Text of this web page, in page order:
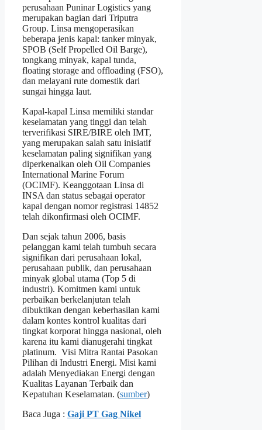
perusahaan Puninar Logistics yang
merupakan bagian dari Triputra
Group. Linsa mengoperasikan
beberapa jenis kapal: tanker minyak,
SPOB (Self Propelled Oil Barge),
tongkang minyak, kapal tunda,
floating storage and offloading (FSO),
dan melayani rute domestik dari
sungai hingga laut.
Kapal-kapal Linsa memiliki standar
keselamatan yang tinggi dan telah
terverifikasi SIRE/BIRE oleh IMT,
yang merupakan salah satu inisiatif
keselamatan paling signifikan yang
diperkenalkan oleh Oil Companies
International Marine Forum
(OCIMF). Keanggotaan Linsa di
INSA dan status sebagai operator
kapal dengan nomor registrasi 14852
telah dikonfirmasi oleh OCIMF.
Dan sejak tahun 2006, basis
pelanggan kami telah tumbuh secara
signifikan dari perusahaan lokal,
perusahaan publik, dan perusahaan
minyak global utama (Top 5 di
industri). Komitmen kami untuk
perbaikan berkelanjutan telah
dibuktikan dengan keberhasilan kami
dalam kontes kontrol kualitas dari
tingkat korporat hingga nasional, oleh
karena itu kami dianugerahi tingkat
platinum. Visi Mitra Rantai Pasokan
Pilihan di Industri Energi. Misi kami
adalah Menyediakan Energi dengan
Kualitas Layanan Terbaik dan
Kepatuhan Keselamatan. (sumber)
Baca Juga : Gaji PT Gag Nikel